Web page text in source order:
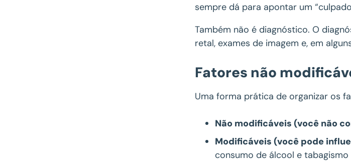
sempre dá para apontar um
Também não é diagnóstico. O
retal, exames de imagem e, em
Fatores não
Uma forma prática de organizar os
Não modificáveis (você não
Modificáveis (você pode
consumo de álcool e